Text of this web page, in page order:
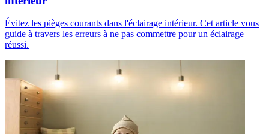
Évitez les pièges courants dans l'éclairage intérieur. Cet article vous
guide à travers les erreurs à ne pas commettre pour un éclairage
réussi.